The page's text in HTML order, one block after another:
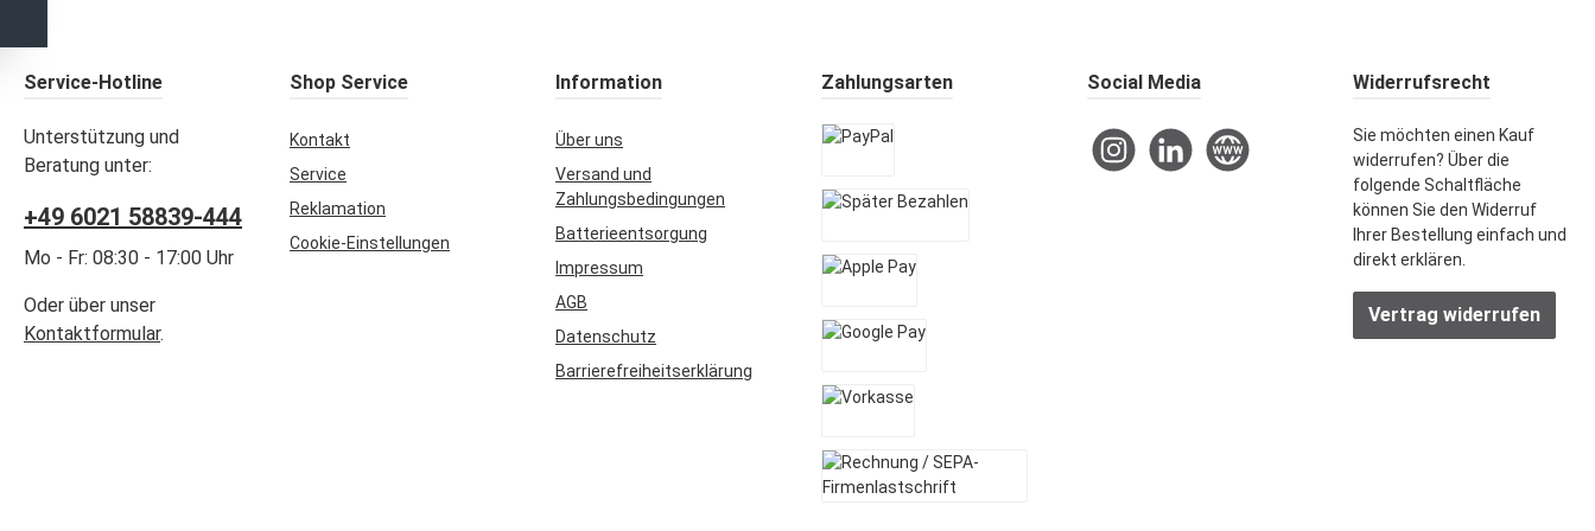
Service-Hotline
Unterstützung und
Beratung unter:
+49 6021 58839-444
Mo - Fr: 08:30 - 17:00 Uhr
Oder über unser
Kontaktformular.
Shop Service
Kontakt
Service
Reklamation
Cookie-Einstellungen
Information
Über uns
Versand und
Zahlungsbedingungen
Batterieentsorgung
Impressum
AGB
Datenschutz
Barrierefreiheitserklärung
Zahlungsarten
PayPal
Später Bezahlen
Apple Pay
Google Pay
Vorkasse
Social Media
InstagramLinkedIn Website
Widerrufsrecht
Sie möchten einen Kauf
widerrufen? Über die
folgende Schaltfläche
können Sie den Widerruf
Ihrer Bestellung einfach und
direkt erklären.
Vertrag widerrufen